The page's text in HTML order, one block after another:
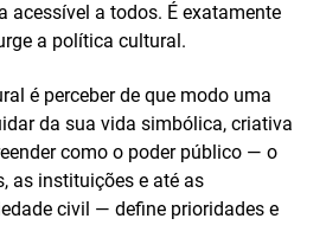
acessível a todos. É exatamente
a política cultural.
é perceber de que modo uma
da sua vida simbólica, criativa
como o poder público — o
as instituições e até as
civil — define prioridades e